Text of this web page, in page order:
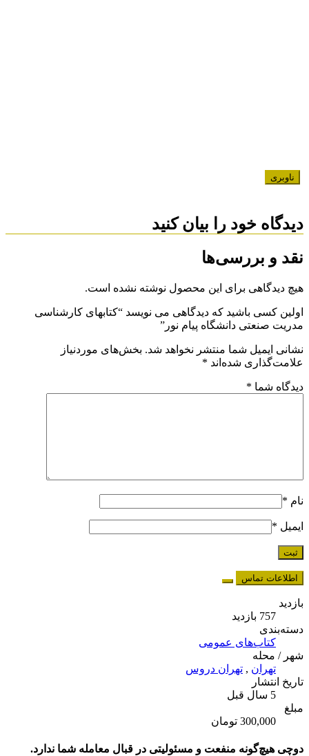
ناوبری
دیدگاه خود را بیان کنید
نقد و بررسی‌ها
هیچ دیدگاهی برای این محصول نوشته نشده است.
اولین کسی باشید که دیدگاهی می نویسد “کتابهای کارشناسی
مدریت صنعتی دانشگاه پیام نور”
نشانی ایمیل شما منتشر نخواهد شد.بخش‌های موردنیاز
علامت‌گذاری شده‌اند *
دیدگاه شما *
نام *
ایمیل *
اطلاعات تماس
بازدید
757 بازدید
دسته‌بندی
کتاب‌های عمومی
شهر / محله
تهران, تهران دروس
تاریخ انتشار
5 سال قبل
مبلغ
300,000 تومان
دوچی هیچ‌گونه منفعت و مسئولیتی در قبال معامله شما ندارد.